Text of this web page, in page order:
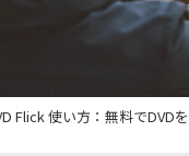
Flick 使い方：無料でDVD